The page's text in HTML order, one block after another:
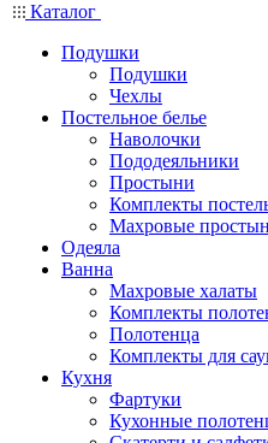
Каталог
Подушки
Подушки
Чехлы
Постельное белье
Наволочки
Пододеяльники
Простыни
Комплекты
Махровые
Одеяла
Ванна
Махровые халаты
Комплекты
Полотенца
Комплекты для
Кухня
Фартуки
Кухонные